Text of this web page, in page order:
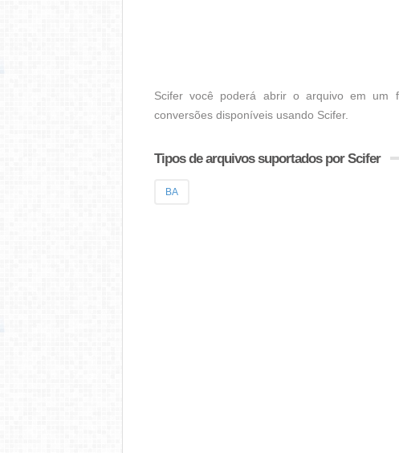
Scifer você poderá abrir o arquivo em um
conversões disponíveis usando Scifer.
Tipos de arquivos suportados por Scifer
BA